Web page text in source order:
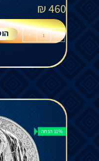
460
₪
-
+
11% הנחה